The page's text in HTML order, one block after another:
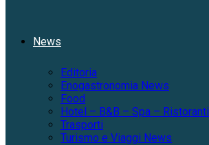
News
Editoria
Enogastronomia News
Food
Hotel – B&B – Spa – Ristoranti
Trasporti
Turismo e Viaggi News